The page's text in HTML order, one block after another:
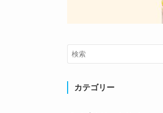
カテゴリー